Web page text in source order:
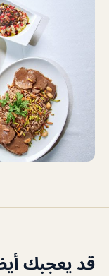
قد يعجبك